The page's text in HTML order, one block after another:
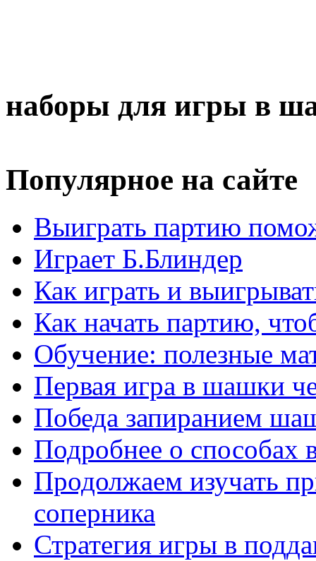
наборы для игры в
Популярное на сайте
Выиграть партию
Играет Б.Блиндер
Как играть и
Как начать партию,
Обучение: полезные
Первая игра в шашки
Победа запиранием
Подробнее о способах
Продолжаем изучать
соперника
Стратегия игры в